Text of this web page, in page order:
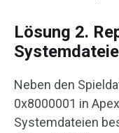
Lösung 2.
Neben den
0x8000001 in
Systemdateien